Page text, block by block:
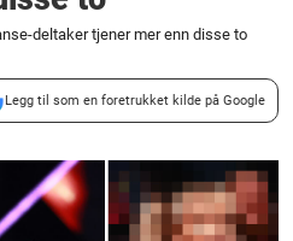
deltaker tjener mer enn disse to
Legg til som en foretrukket kilde på Google